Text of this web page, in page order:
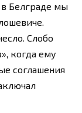
Белграде мы
Слобо
когда ему
соглашения